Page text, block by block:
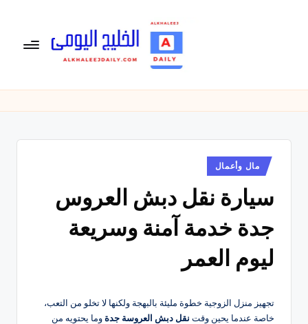
خ
يو
م
ى
متابعة
الرياضية
والسياسية
والاقتصادية.
نُشر
في
مال وأعمال
سيارة نقل دبش العروس
جدة خدمة آمنة وسريعة
ليوم العمر
تجهيز منزل الزوجية خطوة مليئة بالبهجة ولكنها لا تخلو من التعب،
خاصة عندما يحين وقت نقل دبش العروسة جدةوما يحتويه من